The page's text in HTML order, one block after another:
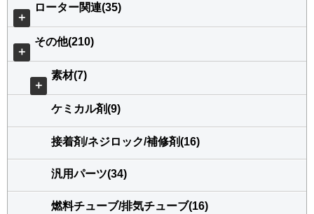
＋
ローター関連(35)
＋
その他(210)
＋
素材(7)
ケミカル剤(9)
接着剤/ネジロック/補修剤(16)
汎用パーツ(34)
燃料チューブ/排気チューブ(16)